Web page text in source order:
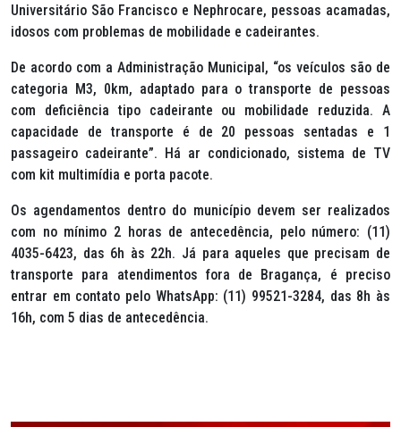
Universitário São Francisco e Nephrocare, pessoas acamadas,
idosos com problemas de mobilidade e cadeirantes.
De acordo com a Administração Municipal, “os veículos são de
categoria M3, 0km, adaptado para o transporte de pessoas
com deficiência tipo cadeirante ou mobilidade reduzida. A
capacidade de transporte é de 20 pessoas sentadas e 1
passageiro cadeirante”. Há ar condicionado, sistema de TV
com kit multimídia e porta pacote.
Os agendamentos dentro do município devem ser realizados
com no mínimo 2 horas de antecedência, pelo número: (11)
4035-6423, das 6h às 22h. Já para aqueles que precisam de
transporte para atendimentos fora de Bragança, é preciso
entrar em contato pelo WhatsApp: (11) 99521-3284, das 8h às
16h, com 5 dias de antecedência.